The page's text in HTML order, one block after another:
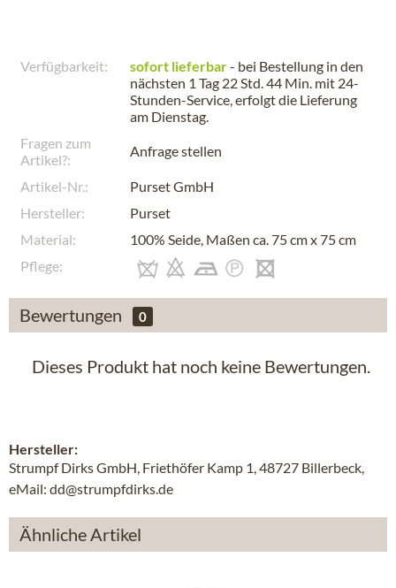
Verfügbarkeit: sofort lieferbar- bei Bestellung in den
nächsten 1 Tag 22 Std. 44 Min. mit 24-
Stunden-Service, erfolgt die Lieferung
am Dienstag.
Fragen zum
Artikel?:
Anfrage stellen
Artikel-Nr.:
Purset GmbH
Hersteller:
Purset
Material:
100% Seide, Maßen ca. 75 cm x 75 cm
Pflege:
Bewertungen 0
Dieses Produkt hat noch keine Bewertungen.
Hersteller:
Strumpf Dirks GmbH, Friethöfer Kamp 1, 48727 Billerbeck,
eMail: dd@strumpfdirks.de
Ähnliche Artikel